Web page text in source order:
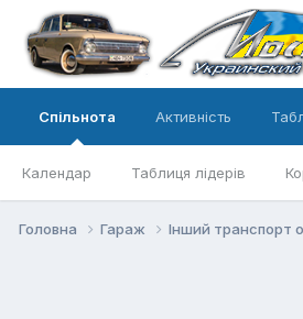
Спільнота
Календар Таблиця лідерів
Активність
Головна Гараж Інший транспорт